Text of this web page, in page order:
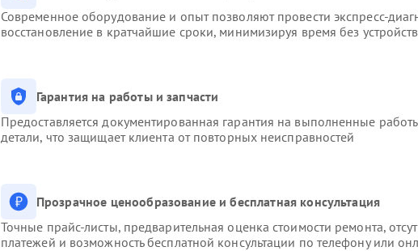
Современное оборудование и опыт позволяют провести экспресс-
восстановление в кратчайшие сроки, минимизируя время без
Гарантия на работы и запчасти
Предоставляется документированная гарантия на выполненные
детали, что защищает клиента от повторных неисправностей
Прозрачное ценообразование и бесплатная консультация
Точные прайс-листы, предварительная оценка стоимости ремонта,
платежей и возможность бесплатной консультации по телефону или